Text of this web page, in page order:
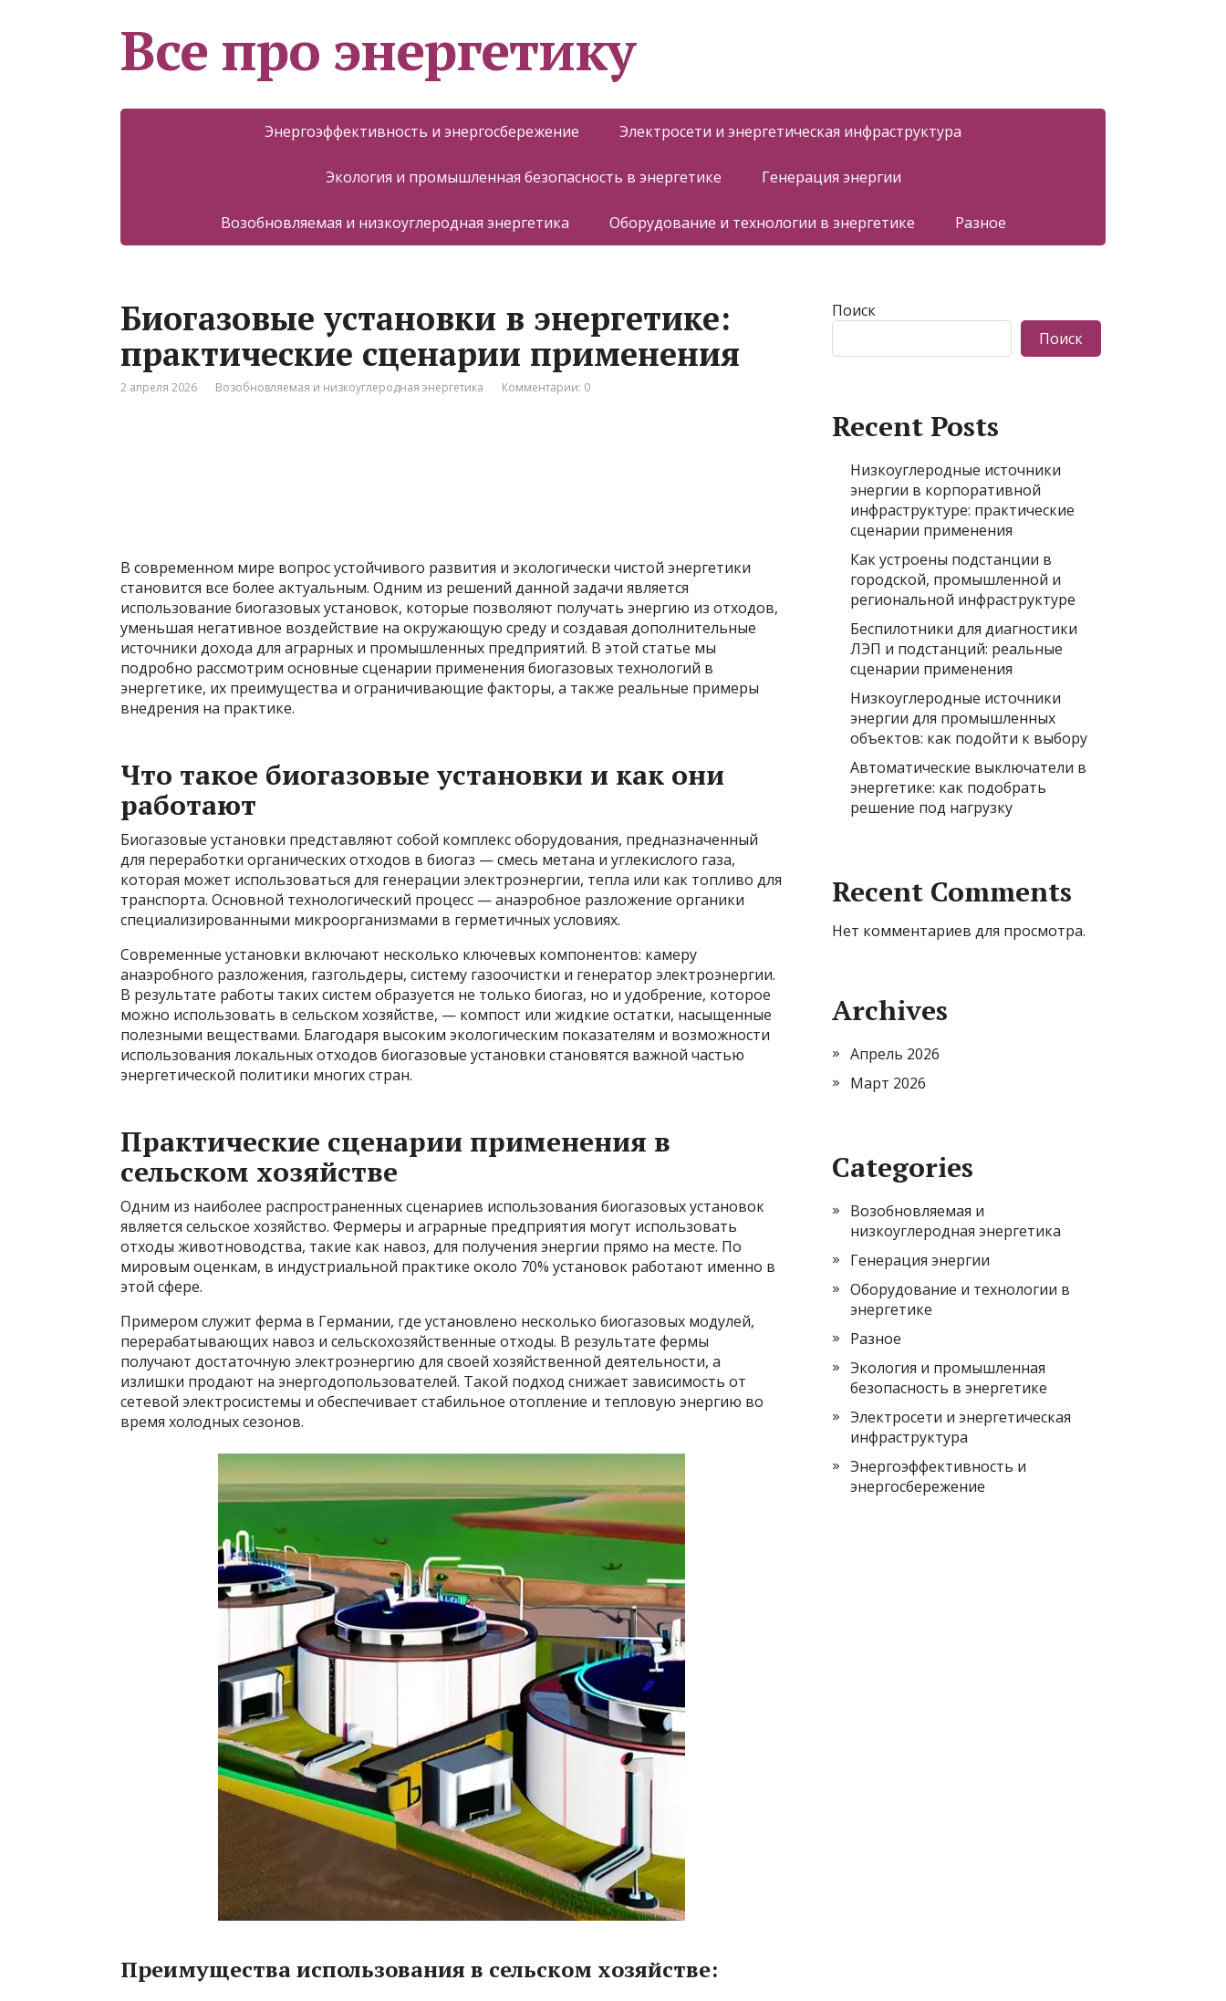
Все про энергетику
Энергоэффективность и энергосбережение Электросети и энергетическая инфраструктура
Экология и промышленная безопасность в энергетике Генерация энергии
Возобновляемая и низкоуглеродная энергетика Оборудование и технологии в энергетике Разное
Биогазовые установки в энергетике:
практические сценарии применения
2 апреля 2026 Возобновляемая и низкоуглеродная энергетика Комментарии: 0
В современном мире вопрос устойчивого развития и экологически чистой энергетики
становится все более актуальным. Одним из решений данной задачи является
использование биогазовых установок, которые позволяют получать энергию из отходов,
уменьшая негативное воздействие на окружающую среду и создавая дополнительные
источники дохода для аграрных и промышленных предприятий. В этой статье мы
подробно рассмотрим основные сценарии применения биогазовых технологий в
энергетике, их преимущества и ограничивающие факторы, а также реальные примеры
внедрения на практике.
Что такое биогазовые установки и как они
работают
Биогазовые установки представляют собой комплекс оборудования, предназначенный
для переработки органических отходов в биогаз — смесь метана и углекислого газа,
которая может использоваться для генерации электроэнергии, тепла или как топливо для
транспорта. Основной технологический процесс — анаэробное разложение органики
специализированными микроорганизмами в герметичных условиях.
Современные установки включают несколько ключевых компонентов: камеру
анаэробного разложения, газгольдеры, систему газоочистки и генератор электроэнергии.
В результате работы таких систем образуется не только биогаз, но и удобрение, которое
можно использовать в сельском хозяйстве, — компост или жидкие остатки, насыщенные
полезными веществами. Благодаря высоким экологическим показателям и возможности
использования локальных отходов биогазовые установки становятся важной частью
энергетической политики многих стран.
Практические сценарии применения в
сельском хозяйстве
Одним из наиболее распространенных сценариев использования биогазовых установок
является сельское хозяйство. Фермеры и аграрные предприятия могут использовать
отходы животноводства, такие как навоз, для получения энергии прямо на месте. По
мировым оценкам, в индустриальной практике около 70% установок работают именно в
этой сфере.
Примером служит ферма в Германии, где установлено несколько биогазовых модулей,
перерабатывающих навоз и сельскохозяйственные отходы. В результате фермы
получают достаточную электроэнергию для своей хозяйственной деятельности, а
излишки продают на энергодопользователей. Такой подход снижает зависимость от
сетевой электросистемы и обеспечивает стабильное отопление и тепловую энергию во
время холодных сезонов.
Преимущества использования в сельском хозяйстве:
Поиск
Поиск
Recent Posts
Низкоуглеродные источники
энергии в корпоративной
инфраструктуре: практические
сценарии применения
Как устроены подстанции в
городской, промышленной и
региональной инфраструктуре
Беспилотники для диагностики
ЛЭП и подстанций: реальные
сценарии применения
Низкоуглеродные источники
энергии для промышленных
объектов: как подойти к выбору
Автоматические выключатели в
энергетике: как подобрать
решение под нагрузку
Recent Comments
Нет комментариев для просмотра.
Archives
Апрель 2026
Март 2026
Categories
Возобновляемая и
низкоуглеродная энергетика
Генерация энергии
Оборудование и технологии в
энергетике
Разное
Экология и промышленная
безопасность в энергетике
Электросети и энергетическая
инфраструктура
Энергоэффективность и
энергосбережение